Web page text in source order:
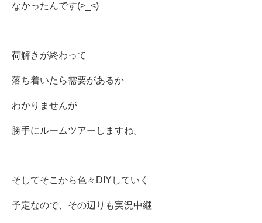
なかったんです(>_<)
荷解きが終わって
落ち着いたら需要があるか
わかりませんが
勝手にルームツアーしますね。
そしてそこから色々DIYしていく
予定なので、その辺りも実況中継